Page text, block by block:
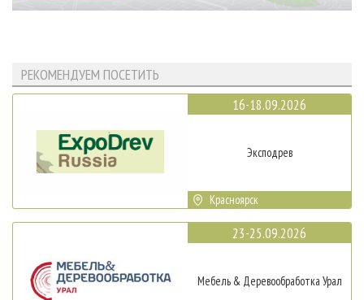
РЕКОМЕНДУЕМ ПОСЕТИТЬ
16-18.09.2026
Эксподрев
Красноярск
23-25.09.2026
Мебель & Деревообработка Урал